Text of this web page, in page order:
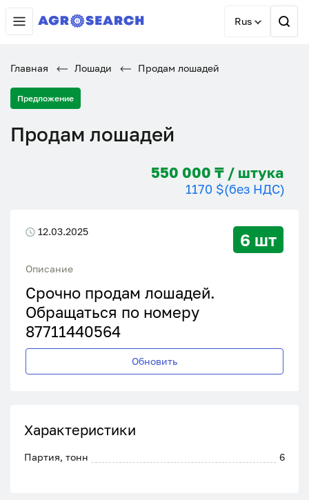
Rus
Главная Лошади Продам лошадей
Предложение
Продам лошадей
550 000 ₸ / штука
1170 $(без НДС)
12.03.2025 6 шт
Описание
Срочно продам лошадей.
Обращаться по номеру
87711440564
Обновить
Характеристики
Партия, тонн 6